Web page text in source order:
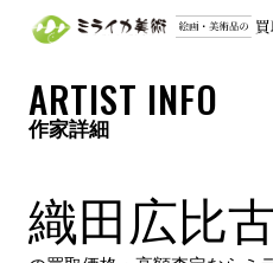
ARTIST INFO
作家詳細
織田広比